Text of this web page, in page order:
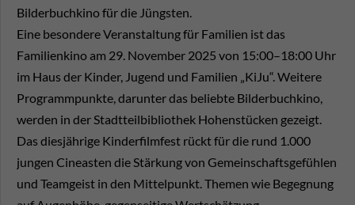
Bilderbuchkino für die Jüngsten.
Eine besondere Veranstaltung für Familien ist das
Familienkino am 29. November 2025 von 15:00–18:00 Uhr
im Haus der Kinder, Jugend und Familien „KiJu“. Weitere
Programmpunkte, darunter das beliebte Bilderbuchkino,
werden in der Stadtteilbibliothek Hohenstücken gezeigt.
Das diesjährige Kinderfilmfest rückt für die rund 1.000
jungen Cineasten die Stärkung von Gemeinschaftsgefühlen
und Teamgeist in den Mittelpunkt. Themen wie Begegnung